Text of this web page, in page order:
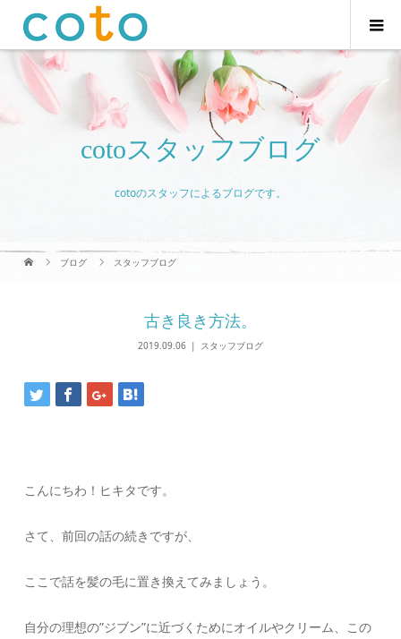
cotoスタッフブログ
cotoのスタッフによるブログです。
ブログ スタッフブログ
古き良き方法。
2019.09.06 スタッフブログ
こんにちわ！ヒキタです。
さて、前回の話の続きですが、
ここで話を髪の毛に置き換えてみましょう。
自分の理想の”ジブン”に近づくためにオイルやクリーム、この